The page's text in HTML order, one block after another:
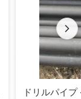
ドリルパイ